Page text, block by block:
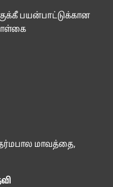
பயன்பாட்டுக்கான
A, தர்மபால மாவத்தை,